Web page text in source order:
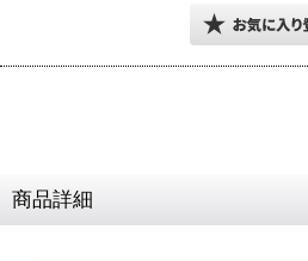
商品詳細